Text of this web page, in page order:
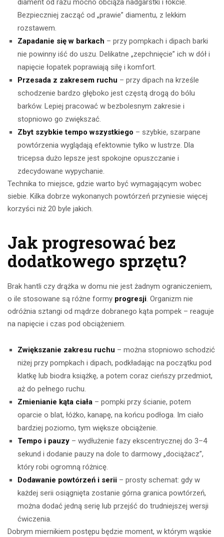
diament od razu mocno obciąża nadgarstki i łokcie.
Bezpieczniej zacząć od „prawie” diamentu, z lekkim
rozstawem.
Zapadanie się w barkach – przy pompkach i dipach barki
nie powinny iść do uszu. Delikatne „zepchnięcie” ich w dół i
napięcie łopatek poprawiają siłę i komfort.
Przesada z zakresem ruchu – przy dipach na krześle
schodzenie bardzo głęboko jest częstą drogą do bólu
barków. Lepiej pracować w bezbolesnym zakresie i
stopniowo go zwiększać.
Zbyt szybkie tempo wszystkiego – szybkie, szarpane
powtórzenia wyglądają efektownie tylko w lustrze. Dla
tricepsa dużo lepsze jest spokojne opuszczanie i
zdecydowane wypychanie.
Technika to miejsce, gdzie warto być wymagającym wobec
siebie. Kilka dobrze wykonanych powtórzeń przyniesie więcej
korzyści niż 20 byle jakich.
Jak progresować bez
dodatkowego sprzętu?
Brak hantli czy drążka w domu nie jest żadnym ograniczeniem,
o ile stosowane są różne formy progresji. Organizm nie
odróżnia sztangi od mądrze dobranego kąta pompek – reaguje
na napięcie i czas pod obciążeniem.
Zwiększanie zakresu ruchu – można stopniowo schodzić
niżej przy pompkach i dipach, podkładając na początku pod
klatkę lub biodra książkę, a potem coraz cieńszy przedmiot,
aż do pełnego ruchu.
Zmienianie kąta ciała – pompki przy ścianie, potem
oparcie o blat, łóżko, kanapę, na końcu podłoga. Im ciało
bardziej poziomo, tym większe obciążenie.
Tempo i pauzy – wydłużenie fazy ekscentrycznej do 3–4
sekund i dodanie pauzy na dole to darmowy „dociążacz”,
który robi ogromną różnicę.
Dodawanie powtórzeń i serii – prosty schemat: gdy w
każdej serii osiągnięta zostanie górna granica powtórzeń,
można dodać jedną serię lub przejść do trudniejszej wersji
ćwiczenia.
Dobrym miernikiem postępu będzie moment, w którym wąskie